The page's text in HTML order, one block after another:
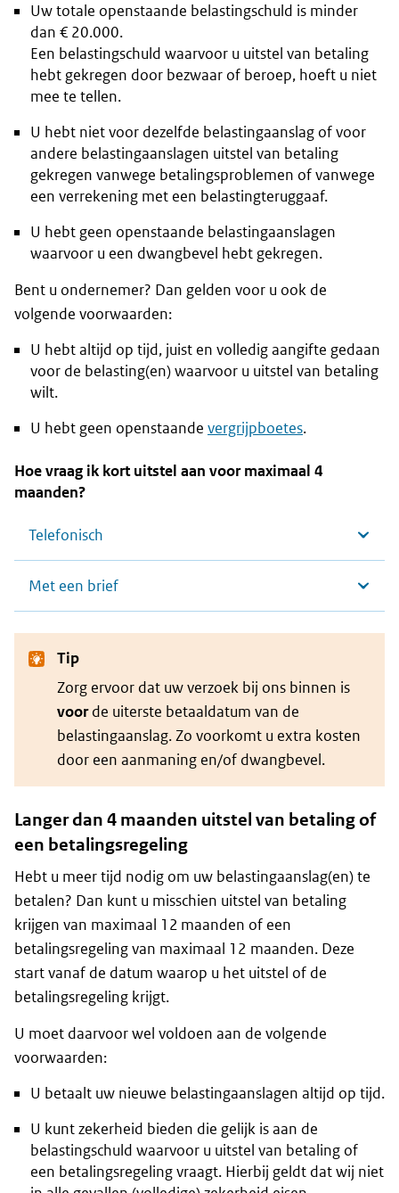
Uw totale openstaande belastingschuld is minder
dan € 20.000.
Een belastingschuld waarvoor u uitstel van betaling
hebt gekregen door bezwaar of beroep, hoeft u niet
mee te tellen.
U hebt niet voor dezelfde belastingaanslag of voor
andere belastingaanslagen uitstel van betaling
gekregen vanwege betalingsproblemen of vanwege
een verrekening met een belastingteruggaaf.
U hebt geen openstaande belastingaanslagen
waarvoor u een dwangbevel hebt gekregen.
Bent u ondernemer? Dan gelden voor u ook de
volgende voorwaarden:
U hebt altijd op tijd, juist en volledig aangifte gedaan
voor de belasting(en) waarvoor u uitstel van betaling
wilt.
U hebt geen openstaande vergrijpboetes.
Hoe vraag ik kort uitstel aan voor maximaal 4
maanden?
Telefonisch
Met een brief
Tip
Zorg ervoor dat uw verzoek bij ons binnen is
voorde uiterste betaaldatum van de
belastingaanslag. Zo voorkomt u extra kosten
door een aanmaning en/of dwangbevel.
Langer dan 4 maanden uitstel van betaling of
een betalingsregeling
Hebt u meer tijd nodig om uw belastingaanslag(en) te
betalen? Dan kunt u misschien uitstel van betaling
krijgen van maximaal 12 maanden of een
betalingsregeling van maximaal 12 maanden. Deze
start vanaf de datum waarop u het uitstel of de
betalingsregeling krijgt.
U moet daarvoor wel voldoen aan de volgende
voorwaarden:
U betaalt uw nieuwe belastingaanslagen altijd op tijd.
U kunt zekerheid bieden die gelijk is aan de
belastingschuld waarvoor u uitstel van betaling of
een betalingsregeling vraagt. Hierbij geldt dat wij niet